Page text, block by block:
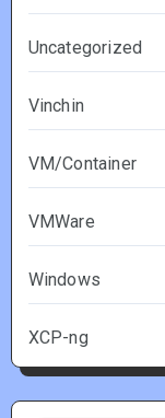
Uncategorized
Vinchin
VM/Container
VMWare
Windows
XCP-ng